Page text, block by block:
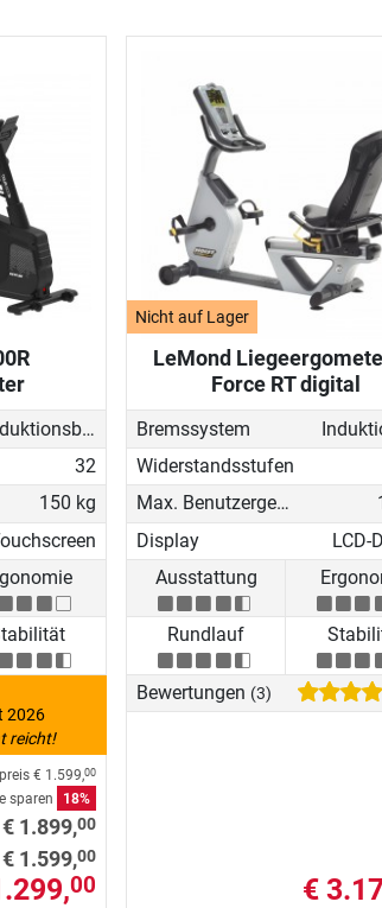
Induktionsbremse (EMS)
32
150 kg
2026
reicht!
€ 1.599,00
sparen 18%
€ 1.899,00
€ 1.599,00
00
Nicht auf Lager
LeMond
Force RT digital
Bremssystem
Widerstandsstufen
Max. Benutzergewicht
Display
LCD-
Ausstattung
Rundlauf
Bewertungen (3)
€